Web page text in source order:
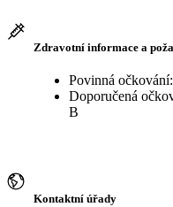
Zdravotní informace a
Povinná
Doporučená
B
Kontaktní úřady